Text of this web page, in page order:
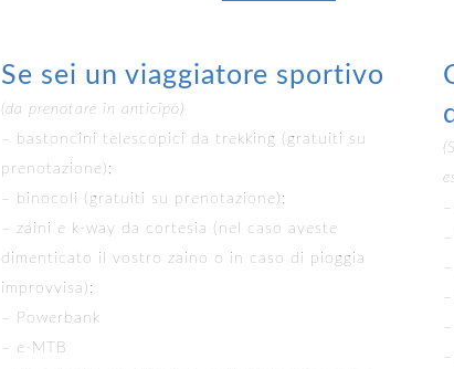
Se sei un viaggiatore sportivo
(da prenotare in anticipo)
– bastoncini telescopici da trekking (gratuiti su
prenotazione);
– binocoli (gratuiti su prenotazione);
– zaini e k-way da cortesia (nel caso aveste
dimenticato il vostro zaino o in caso di pioggia
improvvisa);
– Powerbank
– e-MTB